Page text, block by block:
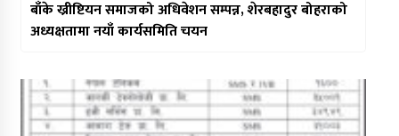
बाँके ख्रीष्टियन समाजको अधिवेशन सम्पन्न, शेरबहादुर बोहराको
अध्यक्षतामा नयाँ कार्यसमिति चयन